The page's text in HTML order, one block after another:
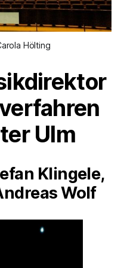
Hölting
Ulm
Klingele,
Wolf